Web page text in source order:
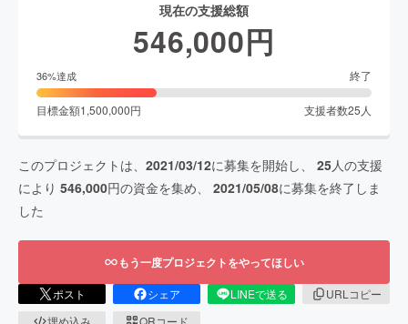
現在の支援総額
546,000円
36%達成 終了
目標金額1,500,000円 支援者数25 人
このプロジェクトは、 2021/03/12に募集を開始し、 25人の支援
により 546,000円の資金を集め、 2021/05/08に募集を終了しま
した
もう一度プロジェクトをやってほしい
ポスト シェア LINEで送る
URLコピー